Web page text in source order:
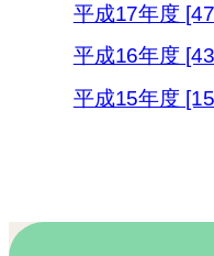
平成17年度
平成16年度
平成15年度